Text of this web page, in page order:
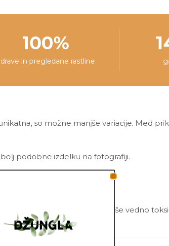
100%
in pregledane rastline
so možne manjše variacije. Med
podobne izdelku na fotografiji.
Netoksične rastline so lahko še vedno